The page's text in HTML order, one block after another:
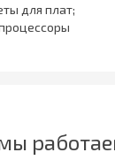
для плат;